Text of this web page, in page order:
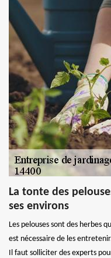
La tonte des
ses environs
Les pelouses sont des herbes
est nécessaire de les
Il faut solliciter des experts